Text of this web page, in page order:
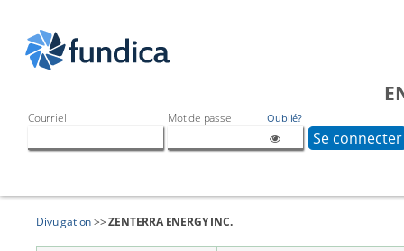
Courriel Mot de passe Oublié?
Divulgation>>ZENTERRA ENERGY INC.